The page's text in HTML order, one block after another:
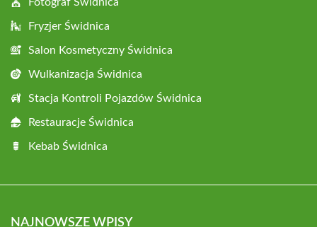
Fryzjer Świdnica
Salon Kosmetyczny Świdnica
Wulkanizacja Świdnica
Stacja Kontroli Pojazdów Świdnica
Restauracje Świdnica
Kebab Świdnica
NAJNOWSZE WPISY